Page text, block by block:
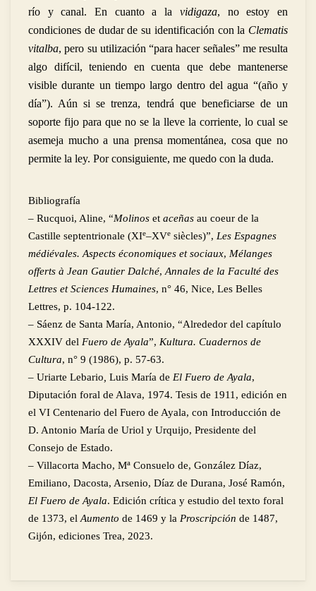
río y canal. En cuanto a la vidigaza, no estoy en
condiciones de dudar de su identificación con la Clematis
vitalba, pero su utilización “para hacer señales” me resulta
algo difícil, teniendo en cuenta que debe mantenerse
visible durante un tiempo largo dentro del agua “(año y
día”). Aún si se trenza, tendrá que beneficiarse de un
soporte fijo para que no se la lleve la corriente, lo cual se
asemeja mucho a una prensa momentánea, cosa que no
permite la ley. Por consiguiente, me quedo con la duda.
Bibliografía
– Rucquoi, Aline, “Molinos et aceñas au coeur de la
Castille septentrionale (XIe–XVe siècles)”, Les Espagnes
médiévales. Aspects économiques et sociaux, Mélanges
offerts à Jean Gautier Dalché, Annales de la Faculté des
Lettres et Sciences Humaines, n° 46, Nice, Les Belles
Lettres, p. 104-122.
– Sáenz de Santa María, Antonio, “Alrededor del capítulo
XXXIV del Fuero de Ayala”, Kultura. Cuadernos de
Cultura, n° 9 (1986), p. 57-63.
– Uriarte Lebario Luis María de El Fuero de Ayala,
Diputación foral de Alava, 1974. Tesis de 1911, edición en
el VI Centenario del Fuero de Ayala, con Introducción de
D. Antonio María de Uriol y Urquijo, Presidente del
Consejo de Estado.
– Villacorta Macho, Ma Consuelo de, González Díaz,
Emiliano, Dacosta, Arsenio, Díaz de Durana, José Ramón,
El Fuero de Ayala. Edición crítica y estudio del texto foral
de 1373, el Aumento de 1469 y la Proscripción de 1487,
Gijón, ediciones Trea, 2023.